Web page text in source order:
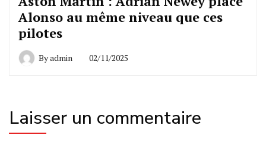
Alonso au même niveau que ces
pilotes
Byadmin 02/11/2025
Laisser un commentaire